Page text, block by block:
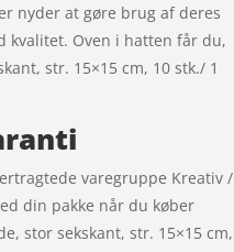
nyder at gøre brug af deres
Oven i hatten får du,
str. 15×15 cm, 10 stk./ 1
varegruppe Kreativ /
din pakke når du køber
stor sekskant, str. 15×15 cm,